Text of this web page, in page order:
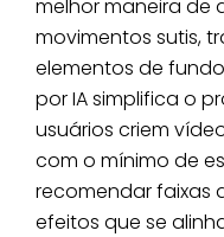
melhor maneira de
movimentos sutis,
elementos de
por IA simplifica o
usuários criem
com o mínimo de
recomendar faixas
efeitos que se